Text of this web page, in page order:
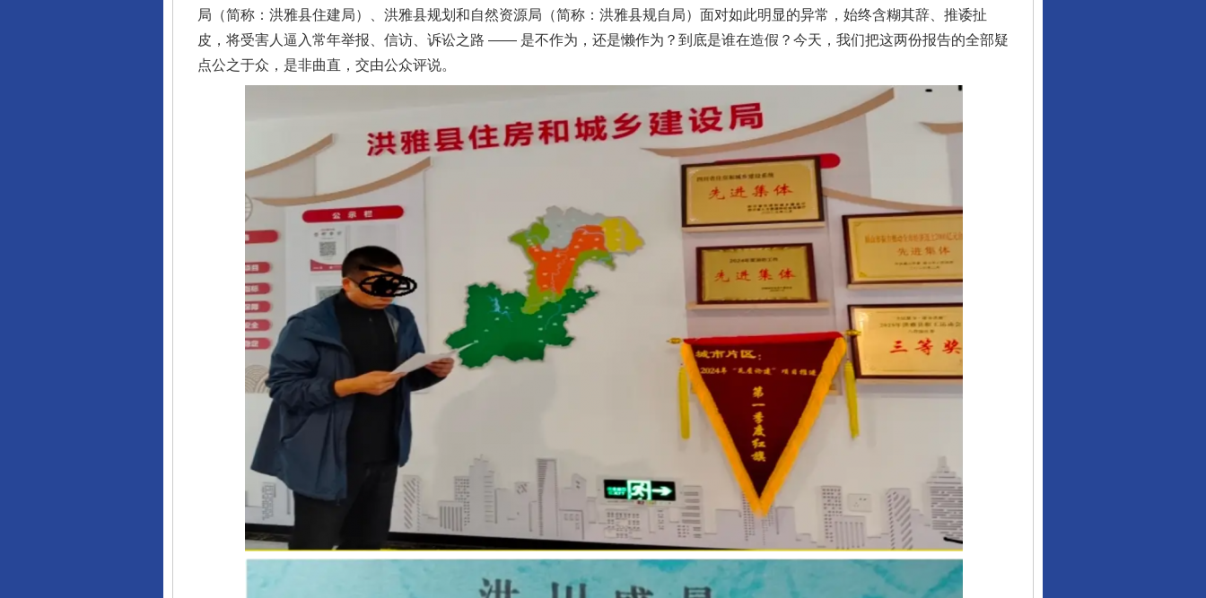
局（简称：洪雅县住建局）、洪雅县规划和自然资源局（简称：洪雅县规自局）面对如此明显的异常，始终含糊其辞、推诿扯
皮，将受害人逼入常年举报、信访、诉讼之路 —— 是不作为，还是懒作为？到底是谁在造假？今天，我们把这两份报告的全部疑
点公之于众，是非曲直，交由公众评说。